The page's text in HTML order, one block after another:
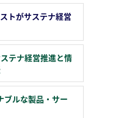
トがサステナ経営
テナ経営推進と情
ルな製品・サー